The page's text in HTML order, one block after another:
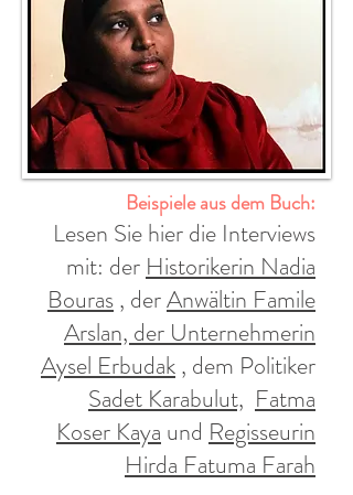
Beispiele aus dem Buch:
Lesen Sie hier die Interviews
mit: der Historikerin Nadia
Bouras, derAnwältin Famile
Arslan, der Unternehmerin
Aysel Erbudak, dem Politiker
Sadet Karabulut, Fatma
Koser Kaya und Regisseurin
Hirda Fatuma Farah